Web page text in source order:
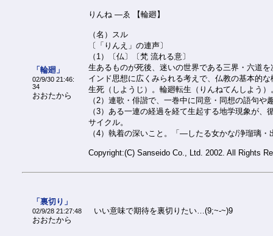
「輪廻」
02/9/30 21:46:
34
おおたから
りんね ―ゑ 【輪廻】
（名）スル
〔「りんえ」の連声〕
（1）〔仏〕〔梵 流れる意〕
生あるものが死後、迷いの世界である三界・六道
インド思想に広くみられる考えで、仏教の基本的な
生死（しようじ）。輪廻転生（りんねてんしよう
（2）連歌・俳諧で、一巻中に同意・同想の語句
（3）ある一連の経過を経て生起する地学現象が
サイクル。
（4）執着の深いこと。「―したる女かな/浄瑠璃・
Copyright:(C) Sanseido Co., Ltd. 2002. All Rights
「裏切り」
02/9/28 21:27:48
おおたから
いい意味で期待を裏切りたい…(9;~-~)9